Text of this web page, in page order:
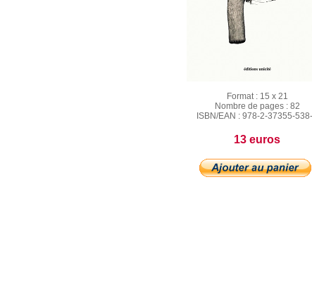
Format : 15 x 21
Nombre de pages : 82
ISBN/EAN : 978-2-37355-
13 euros